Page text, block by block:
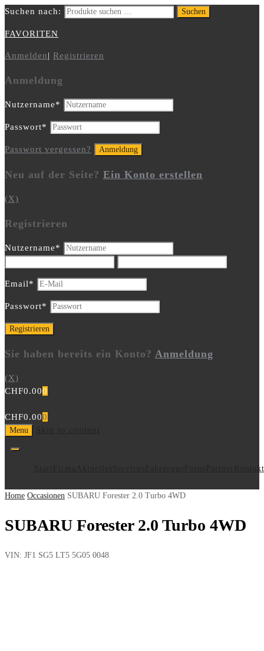
Suchen nach: Suchen
FAVORITEN
Anmelden| Registrieren
Anmeldung
Nutzername*
Passwort*
Passwort vergessen?
Neu auf der Seite? Ein Konto erstellen
(X)
Registrieren
Nutzername*
Email*
Passwort*
Sie haben bereits ein Konto? Anmeldung
(X)
CHF0.000
CHF0.000
Menu
Kontakt
Home Occasionen SUBARU Forester 2.0 Turbo 4WD
SUBARU Forester 2.0 Turbo 4WD
VIN: JF1 SG5 LT5 5G05 0048